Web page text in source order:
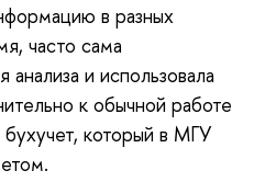
в разных
часто сама
и использовала
к обычной работе
который в МГУ